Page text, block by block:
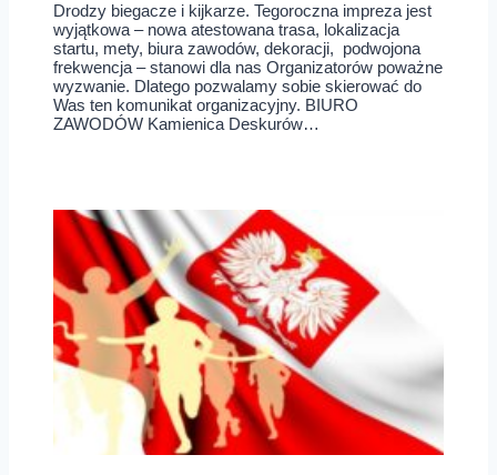
Drodzy biegacze i kijkarze. Tegoroczna impreza jest
wyjątkowa – nowa atestowana trasa, lokalizacja
startu, mety, biura zawodów, dekoracji, podwojona
frekwencja – stanowi dla nas Organizatorów poważne
wyzwanie. Dlatego pozwalamy sobie skierować do
Was ten komunikat organizacyjny. BIURO
ZAWODÓW Kamienica Deskurów…